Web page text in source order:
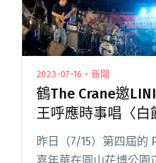
2023-07-16・新聞
鶴The Crane邀
王呼應時事唱〈
Park Carnival叭叭
昨日（7/15）第四屆的
嘉年華在圓山花博公園